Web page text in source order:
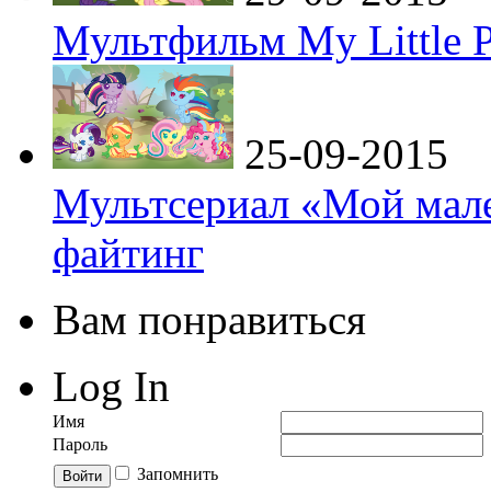
Мультфильм My Little
25-09-2015
Мультсериал «Мой
файтинг
Вам понравиться
Log In
Имя
Пароль
Запомнить